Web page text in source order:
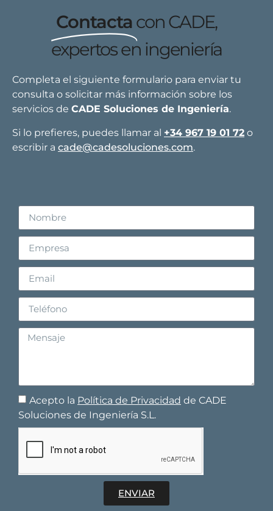
Contacta con CADE,
expertos en ingeniería
Completa el siguiente formulario para enviar tu
consulta o solicitar más información sobre los
servicios de CADE Soluciones de Ingeniería.
Si lo prefieres, puedes llamar al +34 967 19 01 72 o
escribir a cade@cadesoluciones.com.
Acepto la Política de Privacidad de CADE
Soluciones de Ingeniería S.L.
ENVIAR